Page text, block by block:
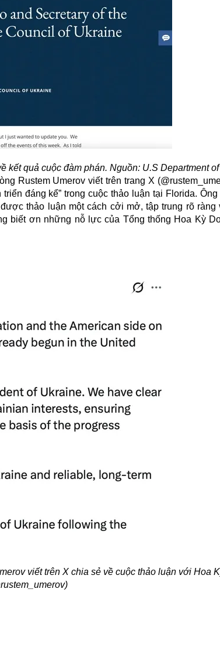
kết quả cuộc đàm phán. Nguồn: U.S Department
Rustem Umerov viết trên trang X
đáng kể” trong cuộc thảo luận tại Florida.
thảo luận một cách cởi mở, tập trung rõ ràng
biết ơn những nỗ lực của Tổng thống Hoa Kỳ
viết trên X chia sẻ về cuộc thảo luận với Hoa